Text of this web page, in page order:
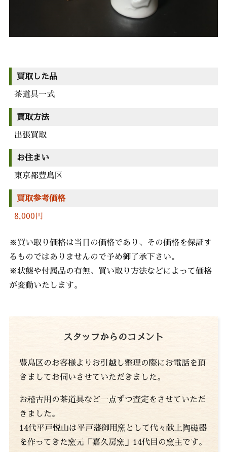
買取した品
茶道具一式
買取方法
出張買取
お住まい
東京都豊島区
買取参考価格
8,000円
※買い取り価格は当日の価格であり、その価格を保証す
るものではありませんので予め御了承下さい。
※状態や付属品の有無、買い取り方法などによって価格
が変動いたします。
スタッフからのコメント
豊島区のお客様よりお引越し整理の際にお電話を頂
きましてお伺いさせていただきました。
お稽古用の茶道具など一点ずつ査定をさせていただ
きました。
14代平戸悦山は平戸藩御用窯として代々献上陶磁器
を作ってきた窯元「嘉久房窯」14代目の窯主です。